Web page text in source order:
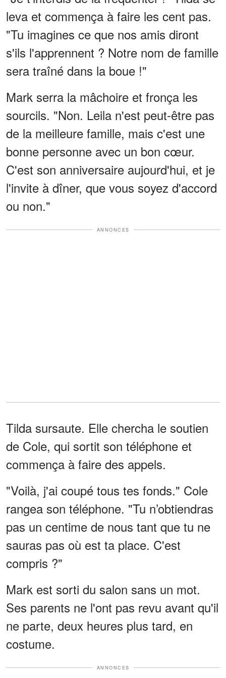
leva et commença à faire les cent pas.
"Tu imagines ce que nos amis diront
s'ils l'apprennent ? Notre nom de famille
sera traîné dans la boue !"
Mark serra la mâchoire et fronça les
sourcils. "Non. Leila n'est peut-être pas
de la meilleure famille, mais c'est une
bonne personne avec un bon cœur.
C'est son anniversaire aujourd'hui, et je
l'invite à dîner, que vous soyez d'accord
ou non."
ANNONCES
Tilda sursaute. Elle chercha le soutien
de Cole, qui sortit son téléphone et
commença à faire des appels.
"Voilà, j'ai coupé tous tes fonds." Cole
rangea son téléphone. "Tu n’obtiendras
pas un centime de nous tant que tu ne
sauras pas où est ta place. C'est
compris ?"
Mark est sorti du salon sans un mot.
Ses parents ne l'ont pas revu avant qu'il
ne parte, deux heures plus tard, en
costume.
ANNONCES